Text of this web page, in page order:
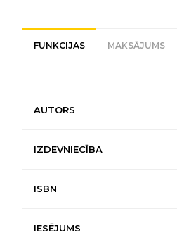
FUNKCIJAS MAKSĀJUMS
AUTORS
IZDEVNIECĪBA
ISBN
IESĒJUMS